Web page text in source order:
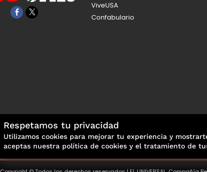
ViveUSA
Confabulario
Respetamos tu privacidad
Utilizamos cookies para mejorar tu experiencia y
aceptas nuestra política de cookies y el tratamiento de